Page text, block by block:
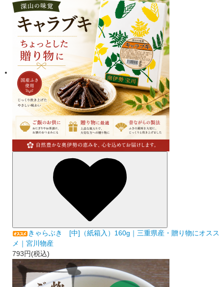
きゃらぶき [中]（紙箱入）160g｜三重県産・贈り物にオスス
メ｜宮川物産
793円(税込)